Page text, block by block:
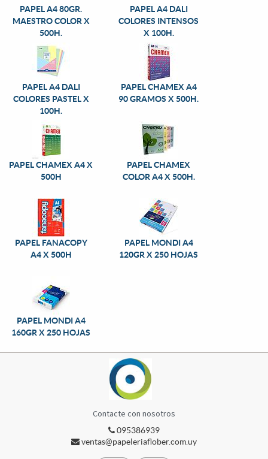
PAPEL A4 80GR.
MAESTRO COLOR X
500H.
PAPEL A4 DALI
COLORES INTENSOS
X 100H.
PAPEL A4 DALI
COLORES PASTEL X
100H.
PAPEL CHAMEX A4
90 GRAMOS X 500H.
PAPEL CHAMEX A4 X
500H
PAPEL CHAMEX
COLOR A4 X 500H.
PAPEL FANACOPY
A4 X 500H
PAPEL MONDI A4
120GR X 250 HOJAS
PAPEL MONDI A4
160GR X 250 HOJAS
Contacte con nosotros
095386939
ventas@papeleriaflober.com.uy